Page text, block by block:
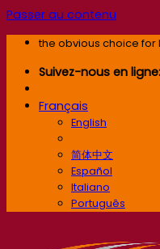
Passer au contenu
the obvious choice
Suivez-nous en ligne:
Français
English
简体中文
Español
Italiano
Português